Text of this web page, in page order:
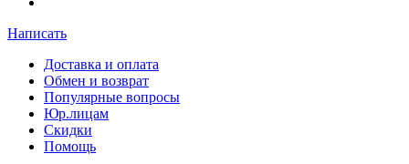
Написать
Доставка и оплата
Обмен и возврат
Популярные вопросы
Юр.лицам
Скидки
Помощь